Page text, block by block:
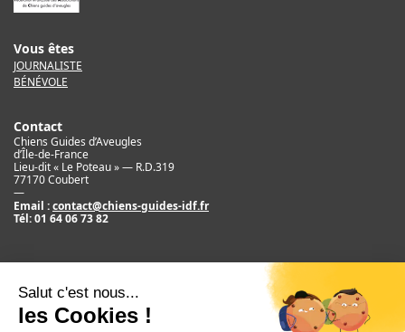
Vous êtes
JOURNALISTE
BÉNÉVOLE
Contact
Chiens Guides d’Aveugles
d’Île-de-France
Lieu-dit « Le Poteau » — R.D.319
77170 Coubert
—
Email :contact@chiens-guides-idf.fr
Tél:01 64 06 73 82
Crédit
©2017 Chiens Guides d’Aveugles d’IDF